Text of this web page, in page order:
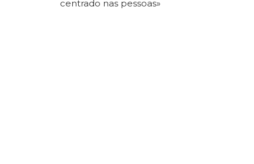
centrado nas pessoas»